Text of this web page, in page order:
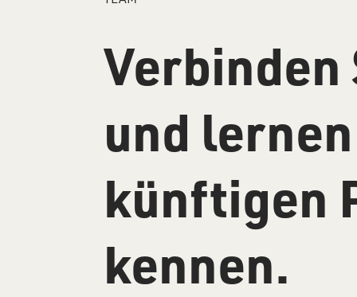
Verbinden
und
künftigen
kennen.